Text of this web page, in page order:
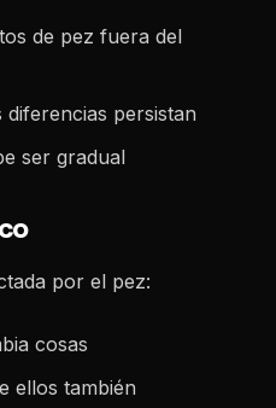
de pez fuera del
diferencias persistan
ser gradual
por el pez:
cosas
ellos también